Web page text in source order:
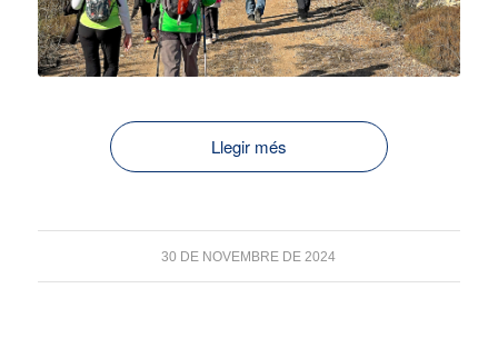
Llegir més
30 DE NOVEMBRE DE 2024